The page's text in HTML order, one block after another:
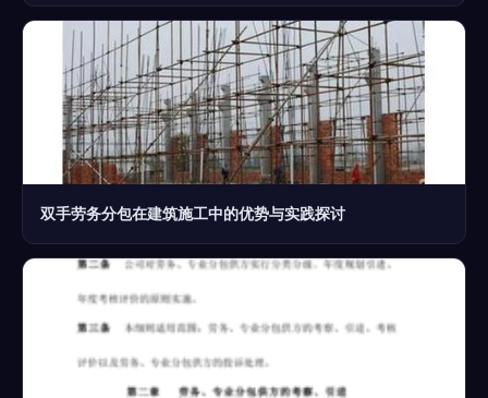
双手劳务分包在建筑施工中的优势与实践探讨